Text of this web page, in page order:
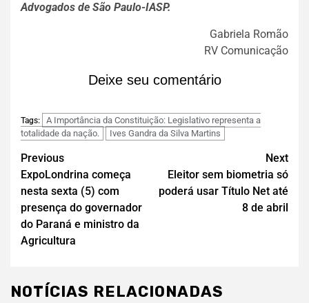
Advogados de São Paulo-IASP.
Gabriela Romão
RV Comunicação
Deixe seu comentário
Tags:
A Importância da Constituição: Legislativo representa a
totalidade da nação.
Ives Gandra da Silva Martins
Previous
ExpoLondrina começa
nesta sexta (5) com
presença do governador
do Paraná e ministro da
Agricultura
Next
Eleitor sem biometria só
poderá usar Título Net até
8 de abril
NOTÍCIAS RELACIONADAS